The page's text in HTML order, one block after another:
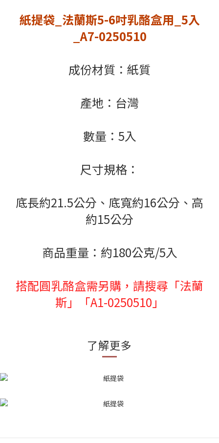
紙提袋_法蘭斯5-6吋乳酪盒用_5入
_A7-0250510
成份材質：紙質
產地：台灣
數量：5入
尺寸規格：
底長約21.5公分、底寬約16公分、高
約15公分
商品重量：約180公克/5入
搭配圓乳酪盒需另購，請搜尋「法蘭
斯」「A1-0250510」
了解更多